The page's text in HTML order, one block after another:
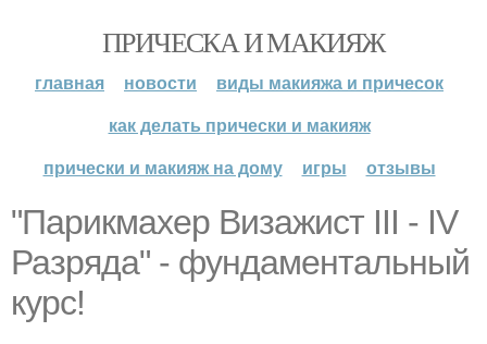
ПРИЧЕСКА И МАКИЯЖ
главная новости
виды макияжа и причесок
как делать прически и макияж
прически и макияж на дому
игры отзывы
"Парикмахер Визажист III - IV
Разряда" - фундаментальный
курс!